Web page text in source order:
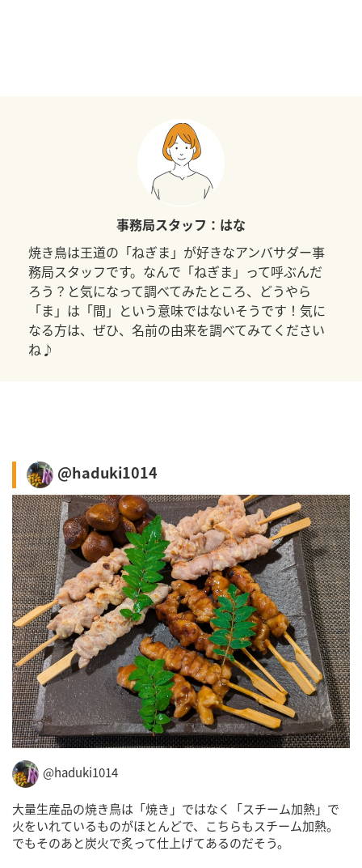
事務局スタッフ：はな
焼き鳥は王道の「ねぎま」が好きなアンバサダー事
務局スタッフです。なんで「ねぎま」って呼ぶんだ
ろう？と気になって調べてみたところ、どうやら
「ま」は「間」という意味ではないそうです！気に
なる方は、ぜひ、名前の由来を調べてみてください
ね♪
@haduki1014
@haduki1014
大量生産品の焼き鳥は「焼き」ではなく「スチーム加熱」で
火をいれているものがほとんどで、こちらもスチーム加熱。
でもそのあと炭火で炙って仕上げてあるのだそう。